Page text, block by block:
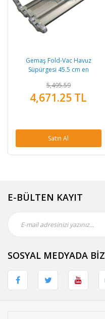
Gemaş Fold-Vac Havuz
Süpürgesi 45.5 cm en
5,495.59
4,671.25 TL
Satın Al
E-BÜLTEN KAYIT
SOSYAL MEDYADA BİZ